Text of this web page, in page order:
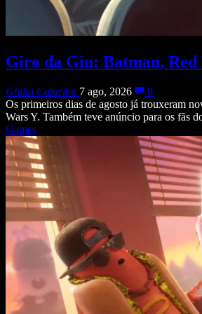
Giro da Giu: Batman, Red
Giulia Catarina 7 ago, 2026
0
Os primeiros dias de agosto já trouxeram
Wars Y. Também teve anúncio para os
Games